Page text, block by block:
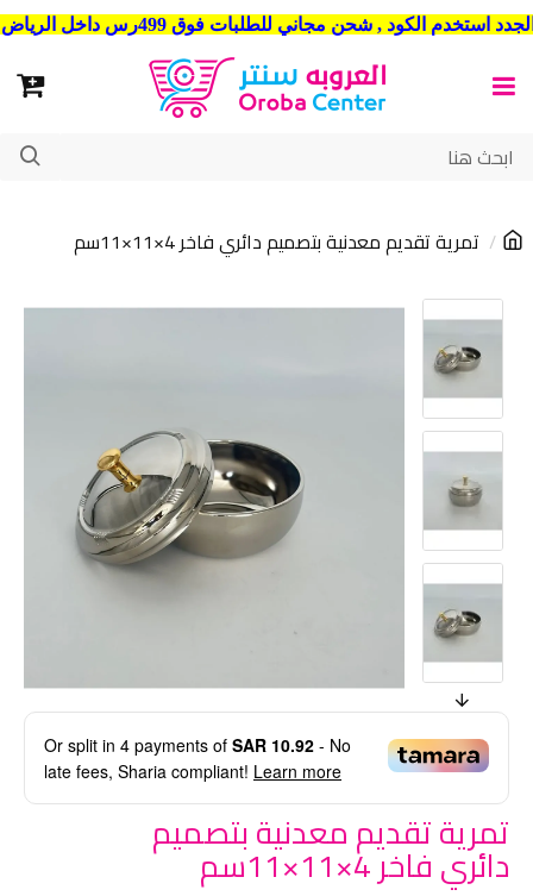
شحن مجاني للطلبات فوق 499رس داخل الرياض . وشحن الي جميع مدن المملكة العربية السعودية
تمرية تقديم معدنية بتصميم دائري فاخر 4×11×11سم
Or split in 4 payments of SAR 10.92 - No
late fees, Sharia compliant! Learn more
تمرية تقديم معدنية بتصميم
دائري فاخر 4×11×11سم